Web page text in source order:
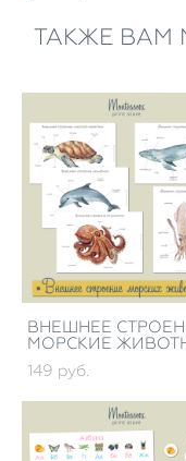
ТАКЖЕ ВАМ
ВНЕШНЕЕ
МОРСКИЕ
149 pуб.